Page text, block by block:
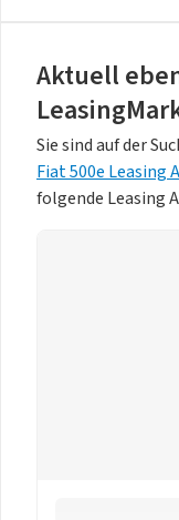
Aktuell
Sie sind auf der
Fiat 500e Leasing
folgende Leasing